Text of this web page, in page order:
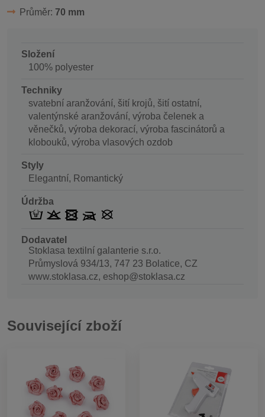
Průměr: 70 mm
Složení
100% polyester
Techniky
svatební aranžování, šití krojů, šití ostatní,
valentýnské aranžování, výroba čelenek a
věnečků, výroba dekorací, výroba fascinátorů a
klobouků, výroba vlasových ozdob
Styly
Elegantní, Romantický
Údržba
Dodavatel
Stoklasa textilní galanterie s.r.o.
Průmyslová 934/13, 747 23 Bolatice, CZ
www.stoklasa.cz, eshop@stoklasa.cz
Související zboží